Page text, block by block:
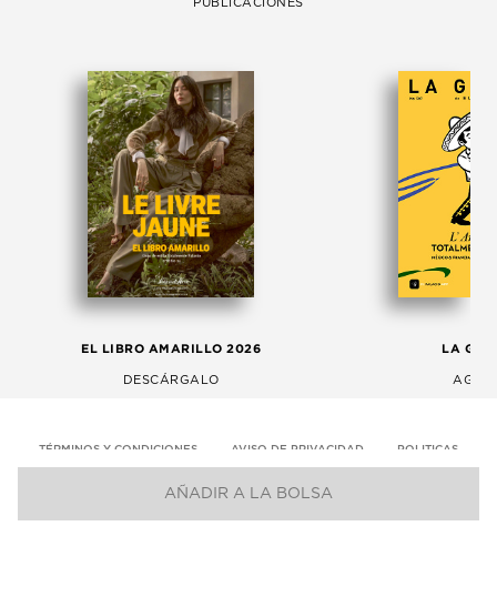
AÑADIR A LA BOLSA
PUBLICACIONES
EL LIBRO AMARILLO 2026
DESCÁRGALO
LA
TÉRMINOS Y CONDICIONES AVISO DE PRIVACIDAD POLITICAS